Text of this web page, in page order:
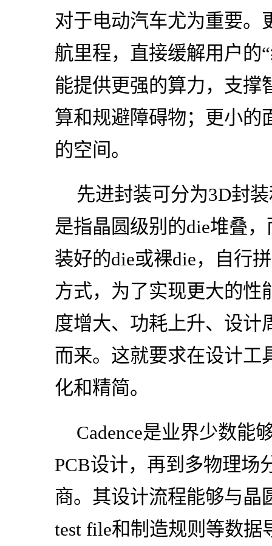
对于电动汽车尤为重要。
航里程，直接缓解用户的
能提供更强的算力，支撑
算和规避障碍物；更小的
的空间。
先进封装可分为3D封
是指晶圆级别的die堆叠
装好的die或裸die，自行
方式，为了实现更大的性
度增大、功耗上升、设计
而来。这就要求在设计工
化和精简。
Cadence是业界少数能
PCB设计，再到多物理场
商。其设计流程能够与晶
test file和制造规则等数